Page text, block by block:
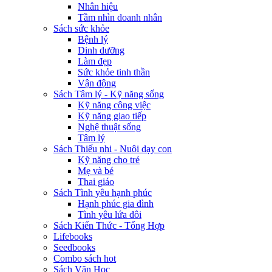
Nhân hiệu
Tầm nhìn doanh nhân
Sách sức khỏe
Bệnh lý
Dinh dưỡng
Làm đẹp
Sức khỏe tinh thần
Vận động
Sách Tâm lý - Kỹ năng sống
Kỹ năng công việc
Kỹ năng giao tiếp
Nghệ thuật sống
Tâm lý
Sách Thiếu nhi - Nuôi dạy con
Kỹ năng cho trẻ
Mẹ và bé
Thai giáo
Sách Tình yêu hạnh phúc
Hạnh phúc gia đình
Tình yêu lứa đôi
Sách Kiến Thức - Tổng Hợp
Lifebooks
Seedbooks
Combo sách hot
Sách Văn Học